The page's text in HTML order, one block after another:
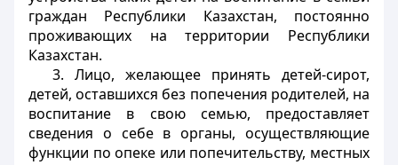
граждан Республики Казахстан, постоянно
проживающих на территории Республики
Казахстан.
3. Лицо, желающее принять детей-сирот,
детей, оставшихся без попечения родителей, на
воспитание в свою семью, предоставляет
сведения о себе в органы, осуществляющие
функции по опеке или попечительству, местных